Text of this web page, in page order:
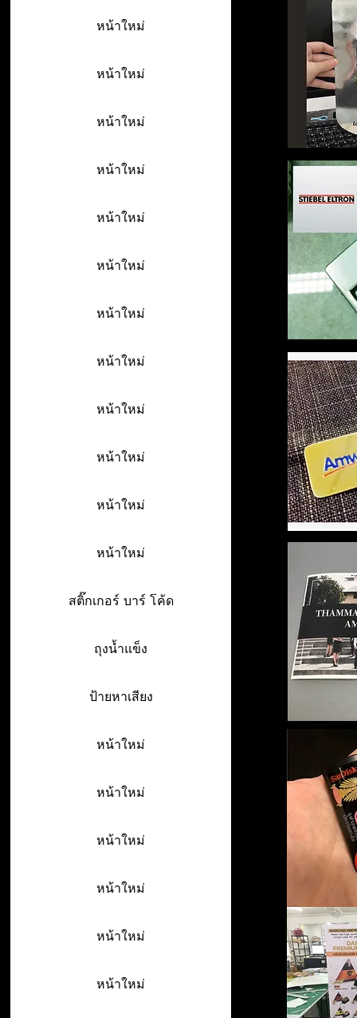
หน้าใหม่
หน้าใหม่
หน้าใหม่
หน้าใหม่
หน้าใหม่
หน้าใหม่
หน้าใหม่
หน้าใหม่
หน้าใหม่
หน้าใหม่
หน้าใหม่
หน้าใหม่
สติ๊กเกอร์ บาร์ โค้ด
ถุงน้ำแข็ง
ป้ายหาเสียง
หน้าใหม่
หน้าใหม่
หน้าใหม่
หน้าใหม่
หน้าใหม่
หน้าใหม่